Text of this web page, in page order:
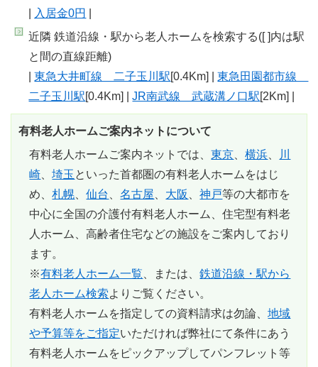
入居金0円
近隣 鉄道沿線・駅から老人ホームを検索する([ ]内は駅
と間の直線距離)
|東急大井町線 二子玉川駅[0.4Km] |東急田園都市線
二子玉川駅[0.4Km] |JR南武線 武蔵溝ノ口駅[2Km] |
有料老人ホームご案内ネットについて
有料老人ホームご案内ネットでは、東京 、横浜
川
崎 、埼玉 といった首都圏の有料老人ホームをはじ
め、札幌 、仙台 、名古屋 大阪 、神戸等の大都市を
中心に全国の介護付有料老人ホーム、住宅型有料老
人ホーム、高齢者住宅などの施設をご案内しており
ます。
※有料老人ホーム一覧 、または、鉄道沿線・駅から
老人ホーム検索よりご覧ください。
有料老人ホームを指定しての資料請求は勿論、地域
や予算等をご指定いただければ弊社にて条件にあう
有料老人ホームをピックアップしてパンフレット等